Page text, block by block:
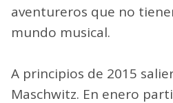
aventureros que no
mundo musical.
A principios de 2015
Maschwitz. En enero